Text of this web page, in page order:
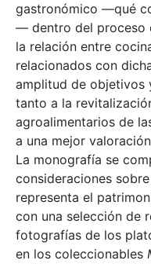
gastronómico —qué
— dentro del proceso
la relación entre
relacionados con
amplitud de objetivos
tanto a la
agroalimentarios de
a una mejor
La monografía se
consideraciones
representa el
con una selección de
fotografías de los
en los coleccionables